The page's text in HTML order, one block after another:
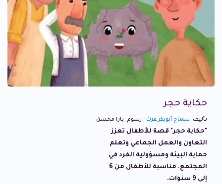
حكاية حجر
تأليف: سماح أبوبكر عزت - رسوم: يارا محسن
"حكاية حجر" قصة للأطفال تعزز
التعاون والعمل الجماعي وتعلم
حماية البيئة ومسؤولية الفرد في
المجتمع. مناسبة للأطفال من 6
إلى 9 سنوات.